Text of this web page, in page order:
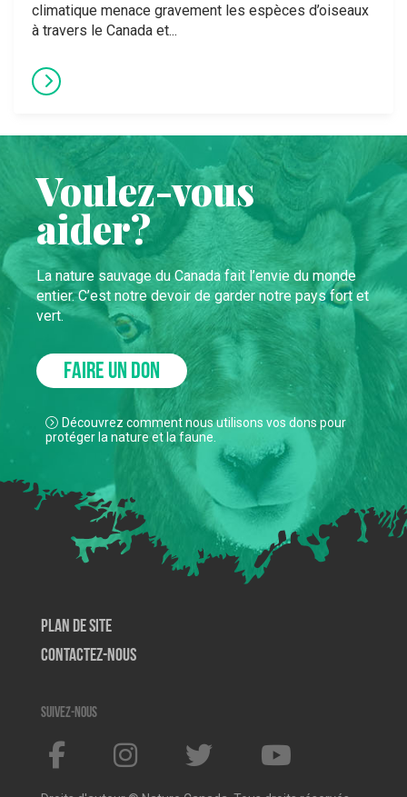
climatique menace gravement les espèces d’oiseaux
à travers le Canada et...
Voulez-vous
aider?
La nature sauvage du Canada fait l’envie du monde
entier. C’est notre devoir de garder notre pays fort et
vert.
FAIRE UN DON
Découvrez comment nous utilisons vos dons pour
protéger la nature et la faune.
Plan de site
Contactez-nous
Suivez-nous